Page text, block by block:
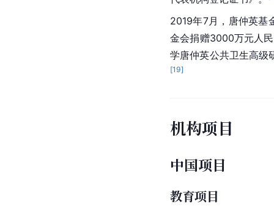
2019年7月，唐仲英基
金会捐赠3000万元人
学唐仲英公共卫生高级
[19]
机构项目
中国项目
教育项目